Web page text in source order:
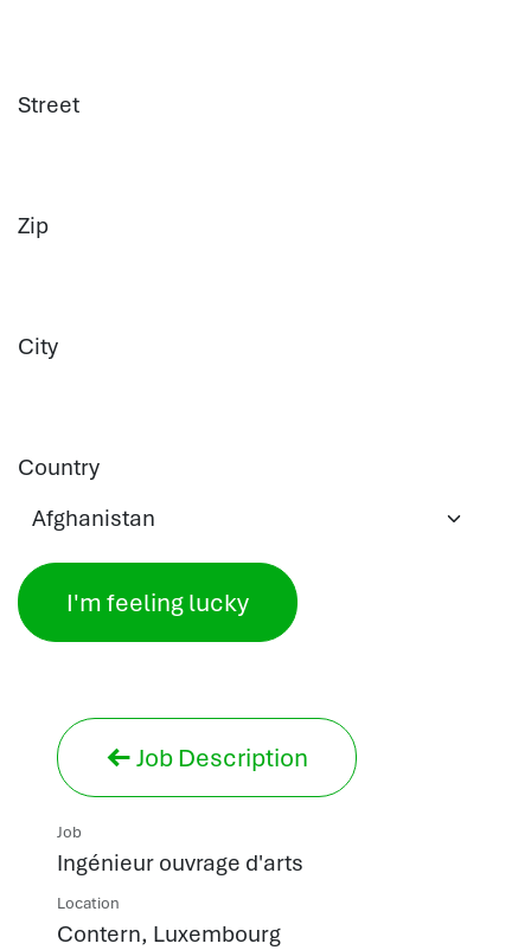
Street
Zip
City
Country
I'm feeling lucky
Job Description
Job
Ingénieur ouvrage d'arts
Location
Contern, Luxembourg